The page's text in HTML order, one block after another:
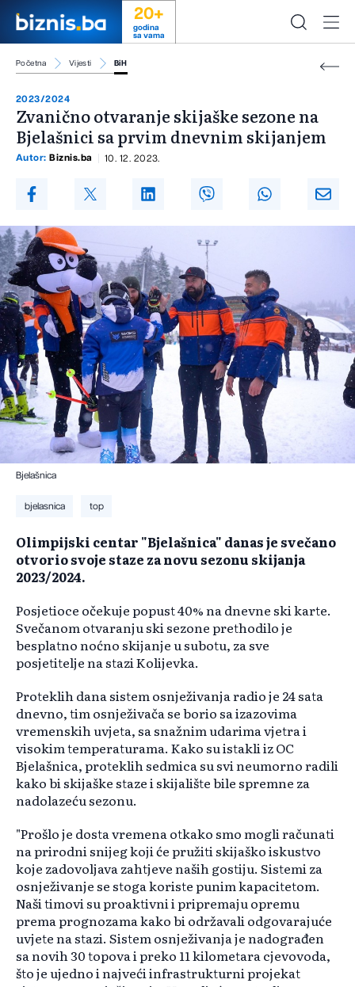
20+
godina
sa vama
Početna Vijesti BiH
2023/2024
Zvanično otvaranje skijaške sezone na
Bjelašnici sa prvim dnevnim skijanjem
Autor: Biznis.ba 10. 12. 2023.
Bjelašnica
bjelasnica top
Olimpijski centar "Bjelašnica" danas je svečano
otvorio svoje staze za novu sezonu skijanja
2023/2024.
Posjetioce očekuje popust 40% na dnevne ski karte.
Svečanom otvaranju ski sezone prethodilo je
besplatno noćno skijanje u subotu, za sve
posjetitelje na stazi Kolijevka.
Proteklih dana sistem osnježivanja radio je 24 sata
dnevno, tim osnježivača se borio sa izazovima
vremenskih uvjeta, sa snažnim udarima vjetra i
visokim temperaturama. Kako su istakli iz OC
Bjelašnica, proteklih sedmica su svi neumorno radili
kako bi skijaške staze i skijalište bile spremne za
nadolazeću sezonu.
"Prošlo je dosta vremena otkako smo mogli računati
na prirodni snijeg koji će pružiti skijaško iskustvo
koje zadovoljava zahtjeve naših gostiju. Sistemi za
osnježivanje se stoga koriste punim kapacitetom.
Naši timovi su proaktivni i pripremaju opremu
prema prognozama kako bi održavali odgovarajuće
uvjete na stazi. Sistem osnježivanja je nadograđen
sa novih 30 topova i preko 11 kilometara cjevovoda,
što je ujedno i najveći infrastrukturni projekat